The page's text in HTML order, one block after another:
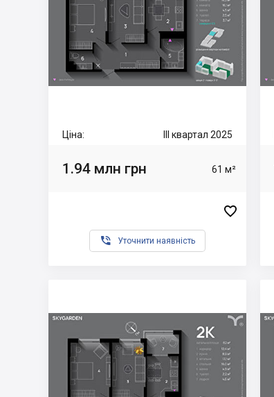
Ціна: III квартал 2025
1.94 млн грн 61 м²

 Уточнити наявність